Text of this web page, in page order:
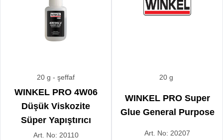
20 g - şeffaf
WINKEL PRO 4W06
Düşük Viskozite
Süper Yapıştırıcı
Art. No: 20110
20 g
WINKEL PRO Super
Glue General Purpose
Art. No: 20207